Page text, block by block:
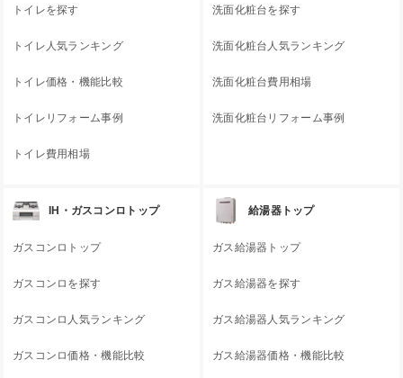
トイレを探す
トイレ人気ランキング
トイレ価格・機能比較
トイレリフォーム事例
トイレ費用相場
洗面化粧台を探す
洗面化粧台人気ランキング
洗面化粧台費用相場
洗面化粧台リフォーム事例
IH・ガスコンロトップ
ガスコンロトップ
ガスコンロを探す
ガスコンロ人気ランキング
ガスコンロ価格・機能比較
給湯器トップ
ガス給湯器トップ
ガス給湯器を探す
ガス給湯器人気ランキング
ガス給湯器価格・機能比較